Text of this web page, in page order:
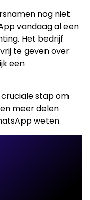
nog niet
vandaag al een
Het bedrijf
te geven over
een
stap om
meer delen
weten.